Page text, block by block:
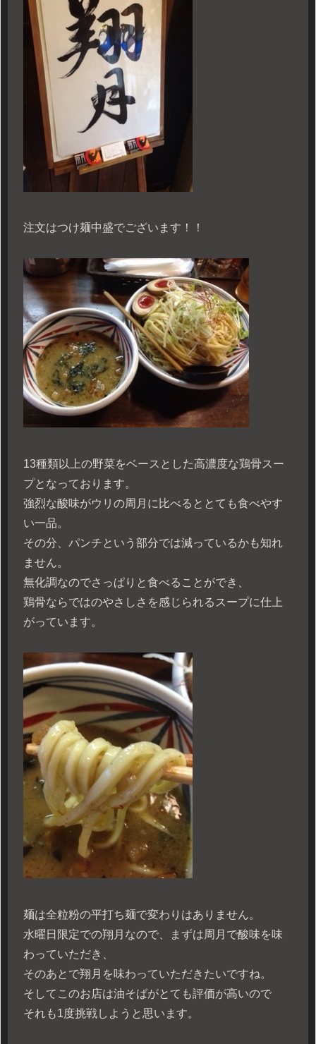
注文はつけ麺中盛でございます！！
13種類以上の野菜をベースとした高濃度な鶏骨スー
プとなっております。
強烈な酸味がウリの周月に比べるととても食べやす
い一品。
その分、パンチという部分では減っているかも知れ
ません。
無化調なのでさっぱりと食べることができ、
鶏骨ならではのやさしさを感じられるスープに仕上
がっています。
麺は全粒粉の平打ち麺で変わりはありません。
水曜日限定での翔月なので、まずは周月で酸味を味
わっていただき、
そのあとで翔月を味わっていただきたいですね。
そしてこのお店は油そばがとても評価が高いので
それも1度挑戦しようと思います。